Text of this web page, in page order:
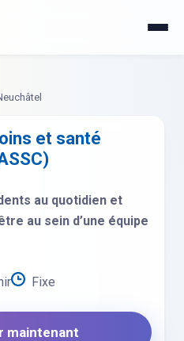
et santé
au quotidien et
au sein d’une équipe
Fixe
maintenant